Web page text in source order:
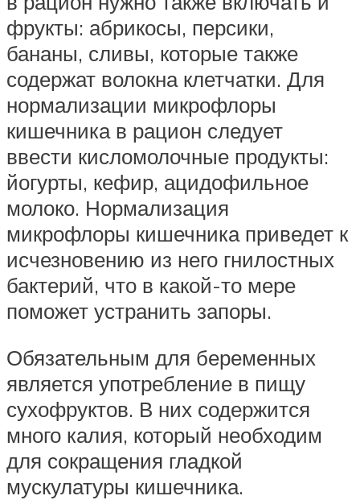
фрукты: абрикосы, персики,
бананы, сливы, которые также
содержат волокна клетчатки. Для
нормализации микрофлоры
кишечника в рацион следует
ввести кисломолочные продукты:
йогурты, кефир, ацидофильное
молоко. Нормализация
микрофлоры кишечника приведет к
исчезновению из него гнилостных
бактерий, что в какой-то мере
поможет устранить запоры.
Обязательным для беременных
является употребление в пищу
сухофруктов. В них содержится
много калия, который необходим
для сокращения гладкой
мускулатуры кишечника.